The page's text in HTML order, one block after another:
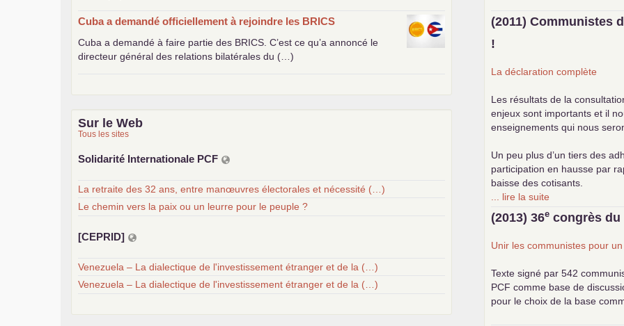
Cuba a demandé officiellement à rejoindre les BRICS
Cuba a demandé à faire partie des BRICS . C’est ce qu’a annoncé le
directeur général des relations bilatérales du (…)
Sur le Web
Tous les sites
Solidarité Internationale PCF
La retraite des 32 ans, entre manœuvres électorales et nécessité (…)
Le chemin vers la paix ou un leurre pour le peuple ?
[CEPRID]
Venezuela – La dialectique de l'investissement étranger et de la (…)
Venezuela – La dialectique de l'investissement étranger et de la (…)
(2011) Communistes
!
La déclaration complète
Les résultats de la
enjeux sont importants et il
enseignements qui nous
Un peu plus d’un tiers des
participation en hausse par
baisse des cotisants.
... lire la suite
(2013) 36e congrès du
Unir les communistes pour
Texte signé par 542
PCF comme base de
pour le choix de la base